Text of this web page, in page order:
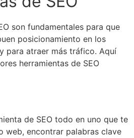
son fundamentales para que
posicionamiento en los
para atraer más tráfico. Aquí
herramientas de SEO
de SEO todo en uno que te
web, encontrar palabras clave